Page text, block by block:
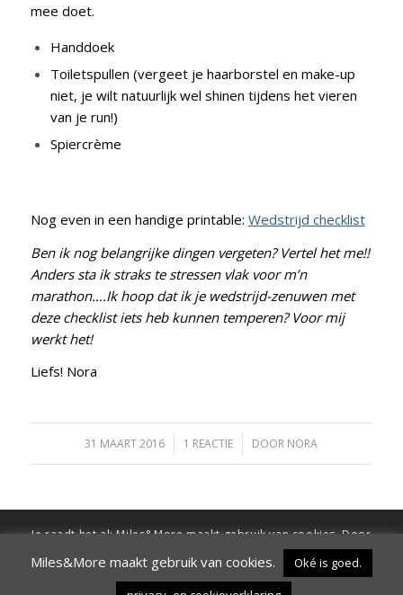
mee doet.
Handdoek
Toiletspullen (vergeet je haarborstel en make-up
niet, je wilt natuurlijk wel shinen tijdens het vieren
van je run!)
Spiercrème
Nog even in een handige printable: Wedstrijd checklist
Ben ik nog belangrijke dingen vergeten? Vertel het me!!
Anders sta ik straks te stressen vlak voor m’n
marathon….Ik hoop dat ik je wedstrijd-zenuwen met
deze checklist iets heb kunnen temperen? Voor mij
werkt het!
Liefs! Nora
31 MAART 2016
/ 1 REACTIE
/ DOOR NORA
Je raadt het al: Miles&More maakt gebruik van cookies. Door
verder te surfen op de site ga je hiermee akkoord
Oké is goed.
Wil ik niet. Instellingen
Miles&More maakt gebruik van cookies.
Oké is goed.